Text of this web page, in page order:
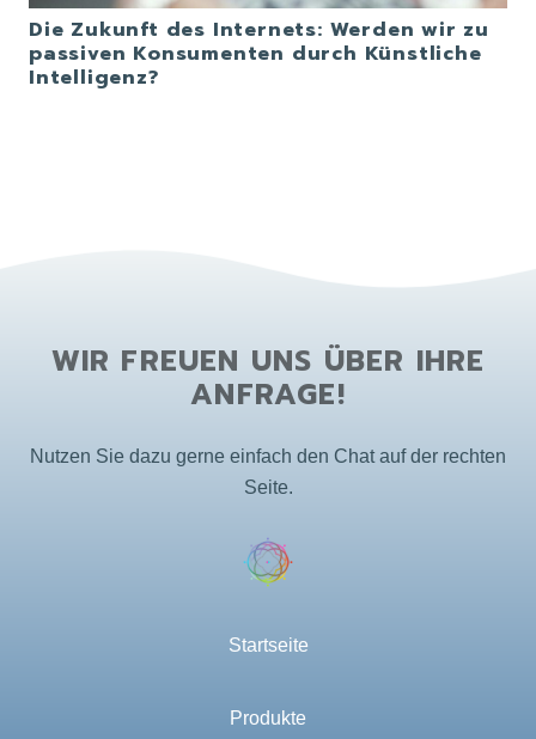
Die Zukunft des Internets: Werden wir zu
passiven Konsumenten durch Künstliche
Intelligenz?
WIR FREUEN UNS ÜBER IHRE
ANFRAGE!
Nutzen Sie dazu gerne einfach den Chat auf der rechten
Seite.
Startseite
Produkte